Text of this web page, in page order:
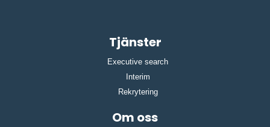
Tjänster
Executive search
Interim
Rekrytering
Om oss